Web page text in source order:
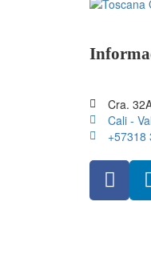
Cra.
Cali -
+57318